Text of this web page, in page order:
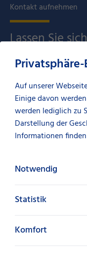
Auf unserer
Einige davon
werden lediglich zu
Darstellung der
Informationen
Notwendig
Statistik
Komfort
Kontakt aufnehmen
Lassen Sie
persönlich
Ihre
Mona Mack
0711 127 - 17026
Ihre
Laura Eckmann
0711 127 - 13688